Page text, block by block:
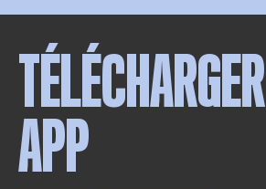
TÉLÉCHARGER
APP